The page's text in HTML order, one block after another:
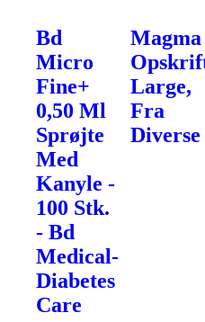
Bd
Micro
Fine+
0,50 Ml
Sprøjte
Med
Kanyle -
100 Stk.
- Bd
Medical-
Diabetes
Care
Magma
Large,
Fra
Diverse